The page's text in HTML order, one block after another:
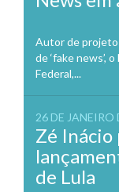
Autor de projeto
de ‘fake news’,
Federal,...
26 DE JANEIRO
Zé
de Lula